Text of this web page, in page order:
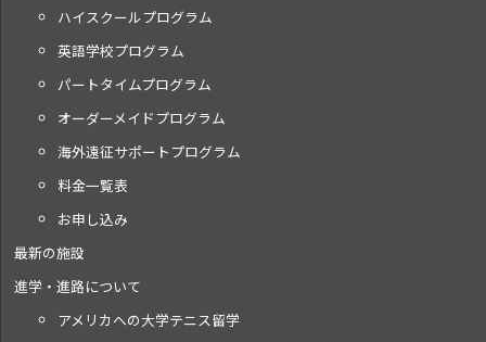
ハイスクールプログラム
英語学校プログラム
パートタイムプログラム
オーダーメイドプログラム
海外遠征サポートプログラム
料金一覧表
お申し込み
最新の施設
進学・進路について
アメリカへの大学テニス留学